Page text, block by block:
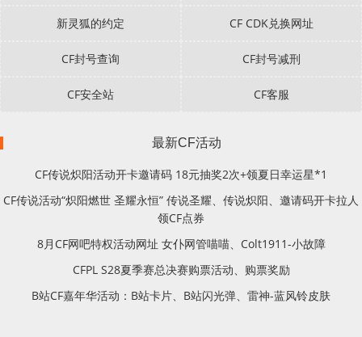
新灵狐的约定 CF CDK兑换网址
CF封号查询 CF封号减刑
CF安全站 CF客服
最新CF活动
CF传说炽阳活动开卡邀请码 18元抽奖2次+领夏日幸运星*1
CF传说活动“炽阳燃世 圣耀永恒” 传说圣耀、传说炽阳、邀请码开卡拉人
领CF点券
8月CF网吧特权活动网址 女仆网管喵喵、Colt1911-小故障
CFPL S28夏季赛总决赛购票活动、购票奖励
B站CF嘉年华活动：B站卡片、B站闪光弹、雷神-蓝风铃皮肤